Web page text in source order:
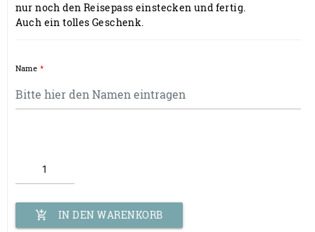
nur noch den Reisepass einstecken und fertig.
Auch ein tolles Geschenk.
Name *
add_shopping_cart IN DEN WARENKORB